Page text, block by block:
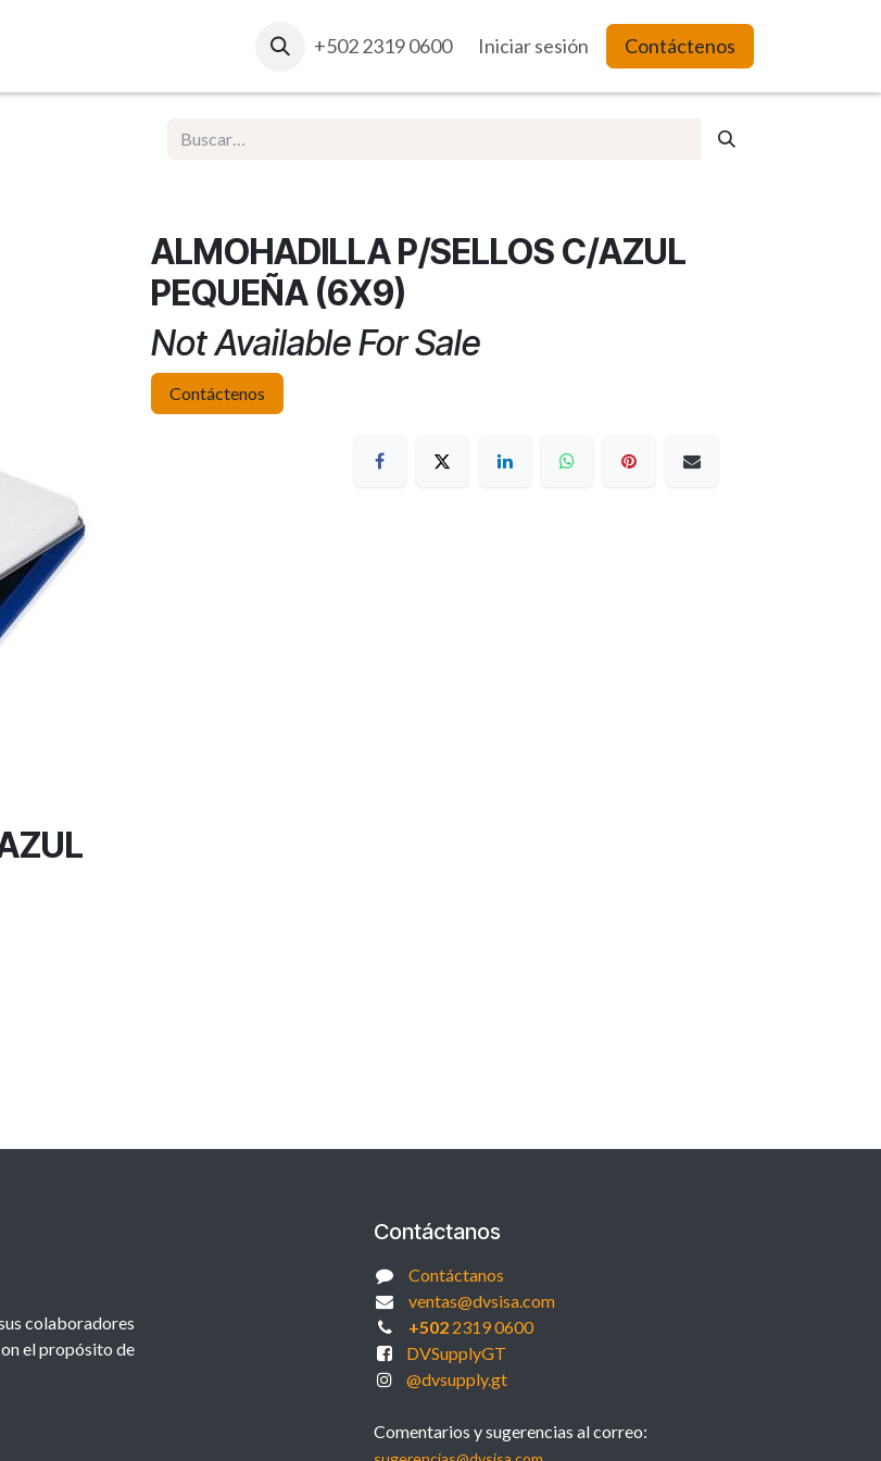
Ventas Corporativas Reportes Web
+502 2319 0600 Iniciar sesión Contáctenos
ALMOHADILLA P/SELLOS C/AZUL
PEQUEÑA (6X9)
Not Available For Sale
Contáctenos
colaboradores
el propósito de
Contáctanos
Contáctanos
ventas@dvsisa.com
+5022319 0600
DVSupplyGT
@dvsupply.gt
Comentarios y sugerencias al correo: